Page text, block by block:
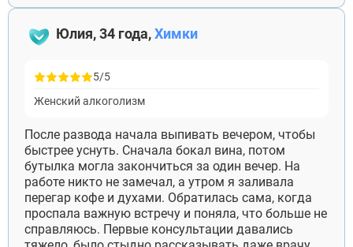
Юлия, 34 года,Химки
5/5
Женский алкоголизм
После развода начала выпивать вечером, чтобы
быстрее уснуть. Сначала бокал вина, потом
бутылка могла закончиться за один вечер. На
работе никто не замечал, а утром я заливала
перегар кофе и духами. Обратилась сама, когда
проспала важную встречу и поняла, что больше не
справляюсь. Первые консультации давались